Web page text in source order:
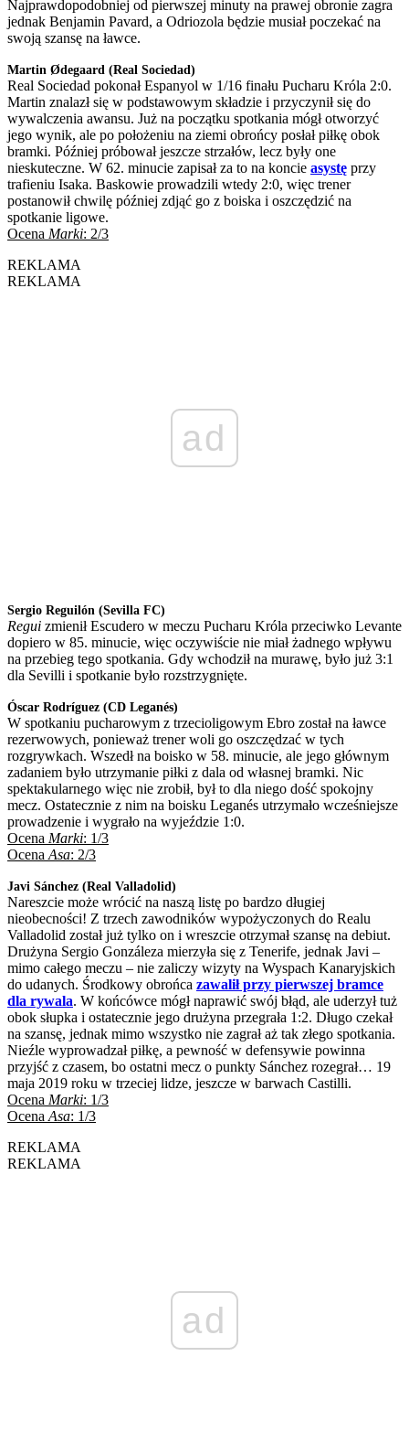
Najprawdopodobniej od pierwszej minuty na prawej obronie zagra
jednak Benjamin Pavard, a Odriozola będzie musiał poczekać na
swoją szansę na ławce.
Martin Ødegaard (Real Sociedad)
Real Sociedad pokonał Espanyol w 1/16 finału Pucharu Króla 2:0.
Martin znalazł się w podstawowym składzie i przyczynił się do
wywalczenia awansu. Już na początku spotkania mógł otworzyć
jego wynik, ale po położeniu na ziemi obrońcy posłał piłkę obok
bramki. Później próbował jeszcze strzałów, lecz były one
nieskuteczne. W 62. minucie zapisał za to na koncie asystę przy
trafieniu Isaka. Baskowie prowadzili wtedy 2:0, więc trener
postanowił chwilę później zdjąć go z boiska i oszczędzić na
spotkanie ligowe.
Ocena Marki: 2/3
REKLAMA
REKLAMA
ad
Sergio Reguilón (Sevilla FC)
Regui zmienił Escudero w meczu Pucharu Króla przeciwko Levante
dopiero w 85. minucie, więc oczywiście nie miał żadnego wpływu
na przebieg tego spotkania. Gdy wchodził na murawę, było już 3:1
dla Sevilli i spotkanie było rozstrzygnięte.
Óscar Rodríguez (CD Leganés)
W spotkaniu pucharowym z trzecioligowym Ebro został na ławce
rezerwowych, ponieważ trener woli go oszczędzać w tych
rozgrywkach. Wszedł na boisko w 58. minucie, ale jego głównym
zadaniem było utrzymanie piłki z dala od własnej bramki. Nic
spektakularnego więc nie zrobił, był to dla niego dość spokojny
mecz. Ostatecznie z nim na boisku Leganés utrzymało wcześniejsze
prowadzenie i wygrało na wyjeździe 1:0.
Ocena Marki: 1/3
Ocena Asa: 2/3
Javi Sánchez (Real Valladolid)
Nareszcie może wrócić na naszą listę po bardzo długiej
nieobecności! Z trzech zawodników wypożyczonych do Realu
Valladolid został już tylko on i wreszcie otrzymał szansę na debiut.
Drużyna Sergio Gonzáleza mierzyła się z Tenerife, jednak Javi –
mimo całego meczu – nie zaliczy wizyty na Wyspach Kanaryjskich
do udanych. Środkowy obrońca zawalił przy pierwszej bramce
dla rywala. W końcówce mógł naprawić swój błąd, ale uderzył tuż
obok słupka i ostatecznie jego drużyna przegrała 1:2. Długo czekał
na szansę, jednak mimo wszystko nie zagrał aż tak złego spotkania.
Nieźle wyprowadzał piłkę, a pewność w defensywie powinna
przyjść z czasem, bo ostatni mecz o punkty Sánchez rozegrał… 19
maja 2019 roku w trzeciej lidze, jeszcze w barwach Castilli.
Ocena Marki: 1/3
Ocena Asa: 1/3
REKLAMA
REKLAMA
ad